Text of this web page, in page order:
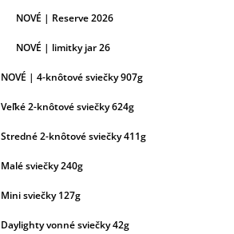
NOVÉ | Reserve 2026
NOVÉ | limitky jar 26
NOVÉ | 4-knôtové sviečky 907g
Veľké 2-knôtové sviečky 624g
Stredné 2-knôtové sviečky 411g
Malé sviečky 240g
Mini sviečky 127g
Daylighty vonné sviečky 42g